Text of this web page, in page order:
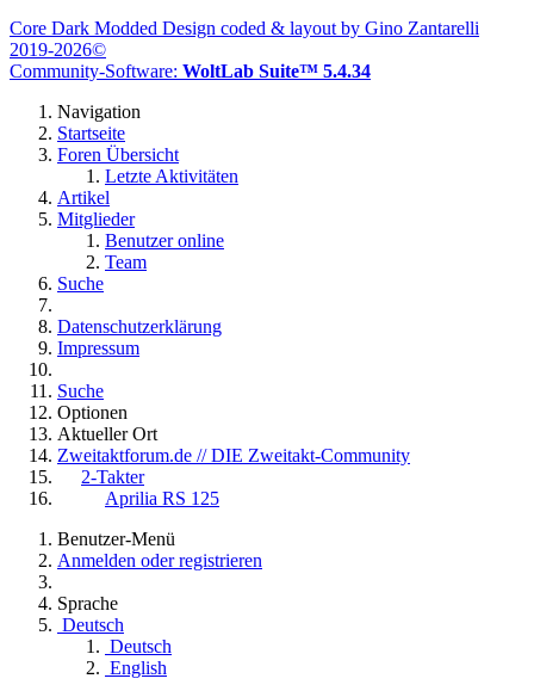
Core Dark Modded Design coded & layout by Gino Zantarelli
2019-2026©
Community-Software: WoltLab Suite™ 5.4.34
Navigation
Startseite
Foren Übersicht
Letzte Aktivitäten
Artikel
Mitglieder
Benutzer online
Team
Suche
Datenschutzerklärung
Impressum
Suche
Optionen
Aktueller Ort
Zweitaktforum.de // DIE Zweitakt-Community
2-Takter
Aprilia RS 125
Benutzer-Menü
Anmelden oder registrieren
Sprache
Deutsch
Deutsch
English